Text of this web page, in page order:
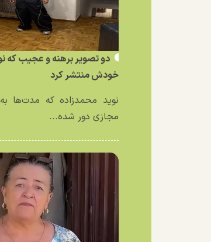
دو تصویر برهنه و عجیب که
خودش منتشر کرد
نوید محمدزاده که مدت‌ها
مجازی دور شده...